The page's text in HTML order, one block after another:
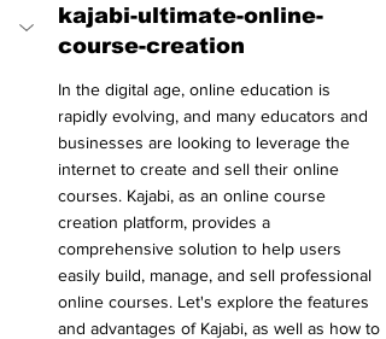
kajabi-ultimate-online-
course-creation
In the digital age, online education is
rapidly evolving, and many educators and
businesses are looking to leverage the
internet to create and sell their online
courses. Kajabi, as an online course
creation platform, provides a
comprehensive solution to help users
easily build, manage, and sell professional
online courses. Let's explore the features
and advantages of Kajabi, as well as how to